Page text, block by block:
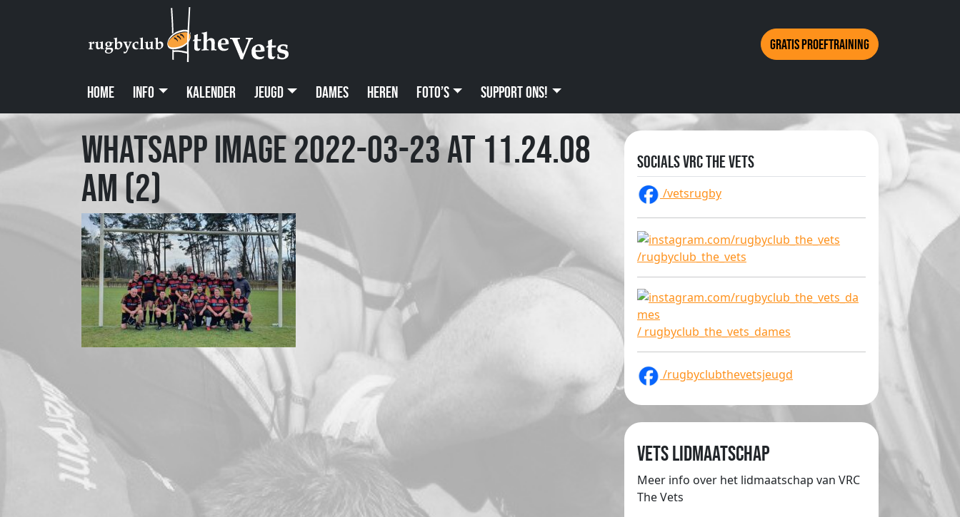
Gratis proeftraining
Home Info Kalender Jeugd Dames Heren Foto’s Support ons!
WhatsApp Image 2022-03-23 at 11.24.08
AM (2)
Socials VRC The Vets
/vetsrugby
/rugbyclub_the_vets
/ rugbyclub_the_vets_dames
/rugbyclubthevetsjeugd
Vets lidmaatschap
Meer info over het lidmaatschap van VRC
The Vets